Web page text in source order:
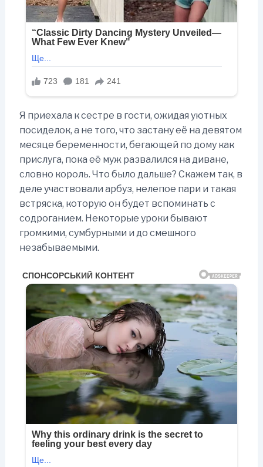
Я приехала к сестре в гости, ожидая уютных
посиделок, а не того, что застану её на девятом
месяце беременности, бегающей по дому как
прислуга, пока её муж развалился на диване,
словно король. Что было дальше? Скажем так, в
деле участвовали арбуз, нелепое пари и такая
встряска, которую он будет вспоминать с
содроганием. Некоторые уроки бывают
громкими, сумбурными и до смешного
незабываемыми.